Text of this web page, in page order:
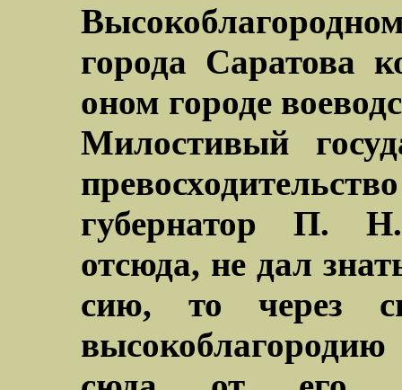
города Саратова
оном городе
Милостивый
губернатор П. Н.
отсюда, не дал
сию, то через